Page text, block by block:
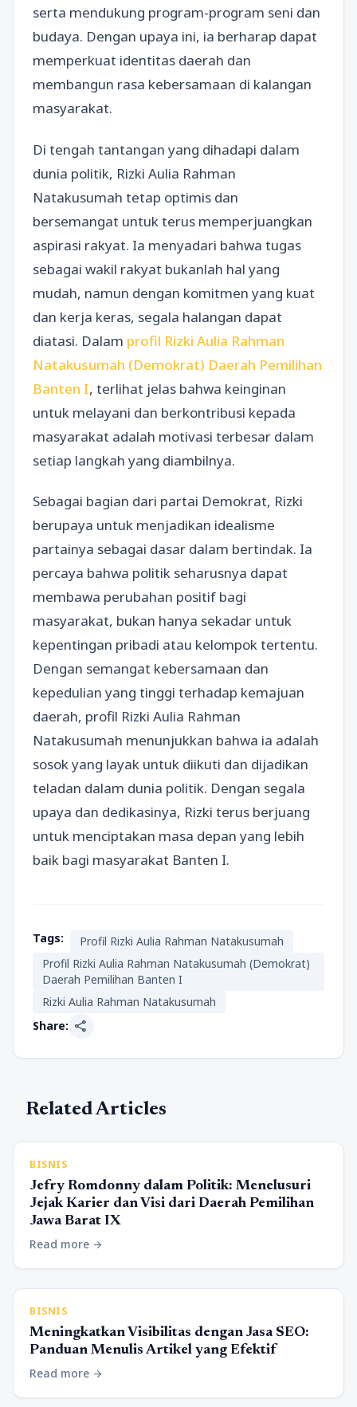
serta mendukung program-program seni dan
budaya. Dengan upaya ini, ia berharap dapat
memperkuat identitas daerah dan
membangun rasa kebersamaan di kalangan
masyarakat.
Di tengah tantangan yang dihadapi dalam
dunia politik, Rizki Aulia Rahman
Natakusumah tetap optimis dan
bersemangat untuk terus memperjuangkan
aspirasi rakyat. Ia menyadari bahwa tugas
sebagai wakil rakyat bukanlah hal yang
mudah, namun dengan komitmen yang kuat
dan kerja keras, segala halangan dapat
diatasi. Dalam profil Rizki Aulia Rahman
Natakusumah (Demokrat) Daerah Pemilihan
Banten I, terlihat jelas bahwa keinginan
untuk melayani dan berkontribusi kepada
masyarakat adalah motivasi terbesar dalam
setiap langkah yang diambilnya.
Sebagai bagian dari partai Demokrat, Rizki
berupaya untuk menjadikan idealisme
partainya sebagai dasar dalam bertindak. Ia
percaya bahwa politik seharusnya dapat
membawa perubahan positif bagi
masyarakat, bukan hanya sekadar untuk
kepentingan pribadi atau kelompok tertentu.
Dengan semangat kebersamaan dan
kepedulian yang tinggi terhadap kemajuan
daerah, profil Rizki Aulia Rahman
Natakusumah menunjukkan bahwa ia adalah
sosok yang layak untuk diikuti dan dijadikan
teladan dalam dunia politik. Dengan segala
upaya dan dedikasinya, Rizki terus berjuang
untuk menciptakan masa depan yang lebih
baik bagi masyarakat Banten I.
Tags:
Profil Rizki Aulia Rahman Natakusumah
Profil Rizki Aulia Rahman Natakusumah (Demokrat)
Daerah Pemilihan Banten I
Rizki Aulia Rahman Natakusumah
Share: share
Related Articles
BISNIS
Jefry Romdonny dalam Politik: Menelusuri
Jejak Karier dan Visi dari Daerah Pemilihan
Jawa Barat IX
Read more arrow_forward
BISNIS
Meningkatkan Visibilitas dengan Jasa SEO:
Panduan Menulis Artikel yang Efektif
Read more arrow_forward